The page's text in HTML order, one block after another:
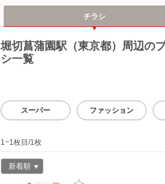
チラシ
堀切菖蒲園駅（東京都）周辺の
シ一覧
スーパー ファッション
1~1枚目/1枚
新着順